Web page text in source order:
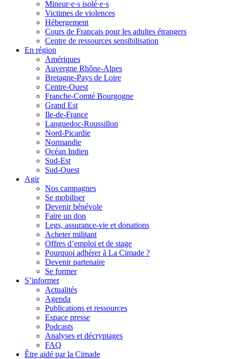
Mineur·e·s isolé·e·s
Victimes de violences
Hébergement
Cours de Français pour les adultes étrangers
Centre de ressources sensibilisation
En région
Amériques
Auvergne Rhône-Alpes
Bretagne-Pays de Loire
Centre-Ouest
Franche-Comté Bourgogne
Grand Est
Ile-de-France
Languedoc-Roussillon
Nord-Picardie
Normandie
Océan Indien
Sud-Est
Sud-Ouest
Agir
Nos campagnes
Se mobiliser
Devenir bénévole
Faire un don
Legs, assurance-vie et donations
Acheter militant
Offres d’emploi et de stage
Pourquoi adhérer à La Cimade ?
Devenir partenaire
Se former
S’informer
Actualités
Agenda
Publications et ressources
Espace presse
Podcasts
Analyses et décryptages
FAQ
Être aidé par la Cimade